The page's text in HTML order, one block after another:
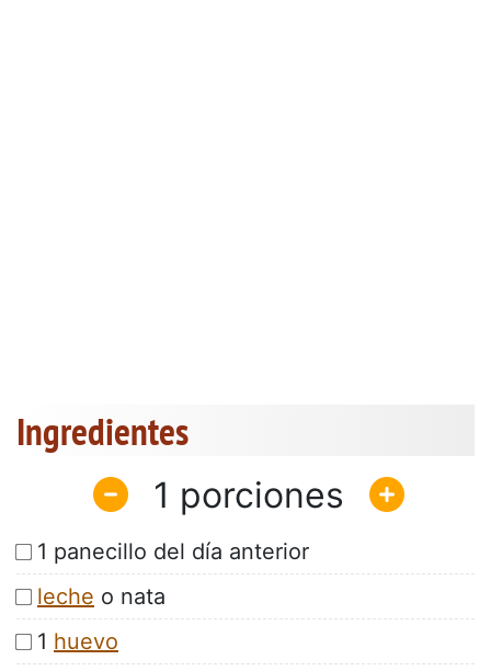
Ingredientes
1
1 panecillo del día anterior
leche o nata
1 huevo